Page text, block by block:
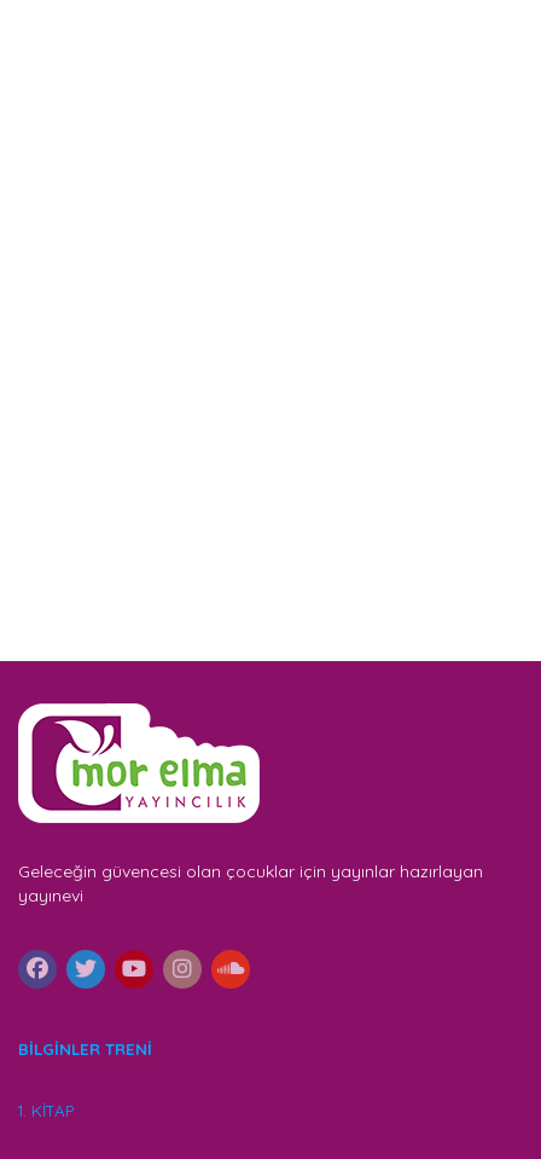
Geleceğin güvencesi olan çocuklar için yayınlar hazırlayan
yayınevi
BİLGİNLER TRENİ
1. KİTAP